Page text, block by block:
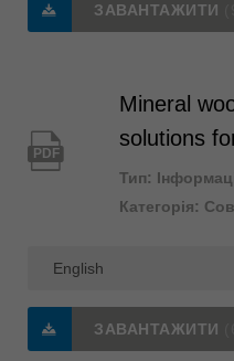
ЗАВАНТАЖИТИ
PDF
Mineral
solutions
Тип:
Категорія:
ЗАВАНТАЖИТИ